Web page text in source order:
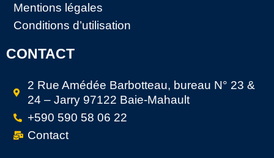
Mentions légales
Conditions d’utilisation
CONTACT
2 Rue Amédée Barbotteau, bureau N° 23 &
24 – Jarry 97122 Baie-Mahault
+590 590 58 06 22
Contact